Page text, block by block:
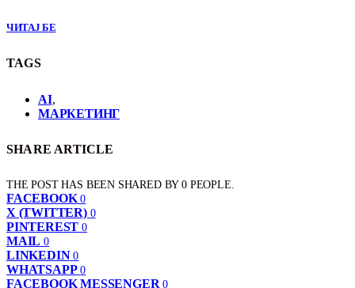
ЧИТАЈ БЕ
TAGS
AI,
МАРКЕТИНГ
SHARE ARTICLE
THE POST HAS BEEN SHARED BY0 PEOPLE.
FACEBOOK 0
X (TWITTER) 0
PINTEREST 0
MAIL 0
LINKEDIN 0
WHATSAPP 0
FACEBOOK MESSENGER 0